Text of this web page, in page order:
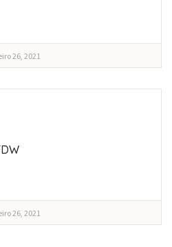
26, 2021
26, 2021